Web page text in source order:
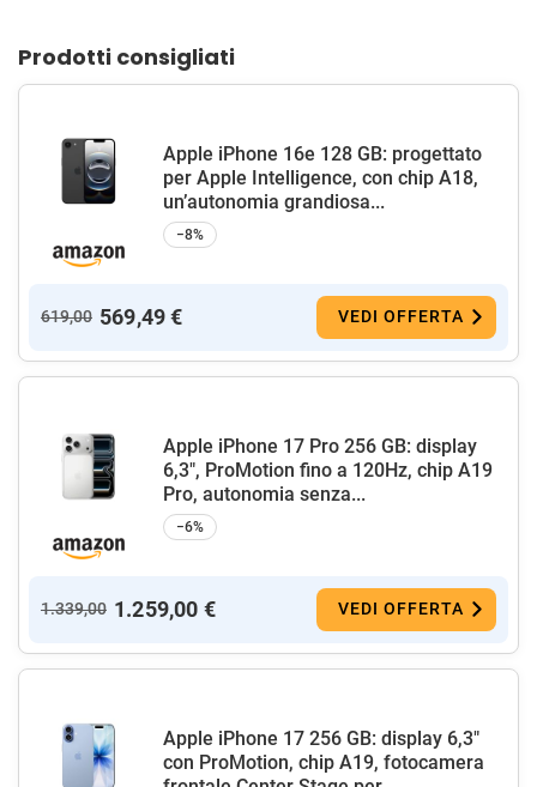
Prodotti consigliati
Apple iPhone 16e 128 GB: progettato
per Apple Intelligence, con chip A18,
un’autonomia grandiosa...
−8%
619,00 569,49 € VEDI OFFERTA
Apple iPhone 17 Pro 256 GB: display
6,3", ProMotion fino a 120Hz, chip A19
Pro, autonomia senza...
−6%
1.339,00 1.259,00 € VEDI OFFERTA
Apple iPhone 17 256 GB: display 6,3"
con ProMotion, chip A19, fotocamera